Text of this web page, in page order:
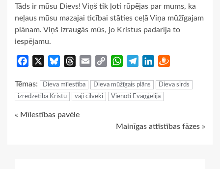
Tāds ir mūsu Dievs! Viņš tik ļoti rūpējas par mums, ka
neļaus mūsu mazajai ticībai stāties ceļā Viņa mūžīgajam
plānam. Viņš izraugās mūs, jo Kristus padarīja to
iespējamu.
Facebook BlueskyThreads
Email
Copy
WhatsApp
TelegramLinkedIn
Tēmas: Dieva mīlestība Dieva mūžīgais plāns
Dieva sirds
izredzētība Kristū
vāji cilvēki Vienoti Evaņģēlijā
Continue
« Mīlestības pavēle
Mainīgas attīstības fāzes »